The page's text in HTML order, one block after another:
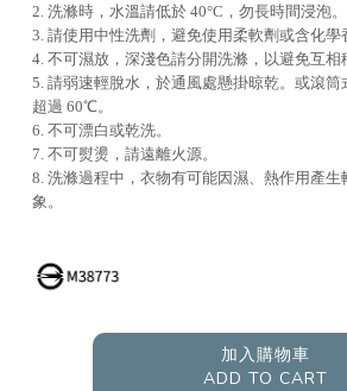
2. 洗滌時，水溫請低於 40°C，勿長時間浸泡。
3. 請使用中性洗劑，避免使用柔軟劑或含化學
4. 不可濕放，深淺色請分開洗滌，以避免互相
5. 請弱速輕脫水，於通風處懸掛晾乾。或滾
超過 60℃。
6. 不可漂白或乾洗。
7. 不可熨燙，請遠離火源。
8. 洗滌過程中，衣物有可能因濕、熱作用產
象。
加入購物車
ADD TO CART